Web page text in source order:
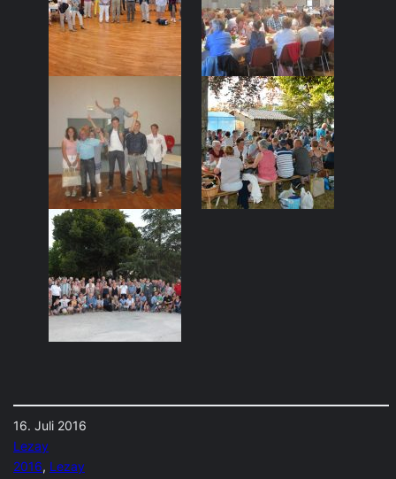
16. Juli 2016
Lezay
2016, Lezay